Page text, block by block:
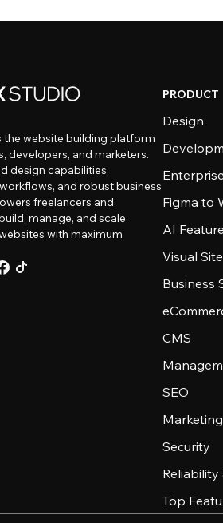
the website building platform
developers, and marketers.
design capabilities,
and robust business
freelancers and
manage, and scale
with maximum
PRODUCT
Design
Enterprise
Figma to
AI
Visual
Business
CMS
SEO
Security
Reliability
Top